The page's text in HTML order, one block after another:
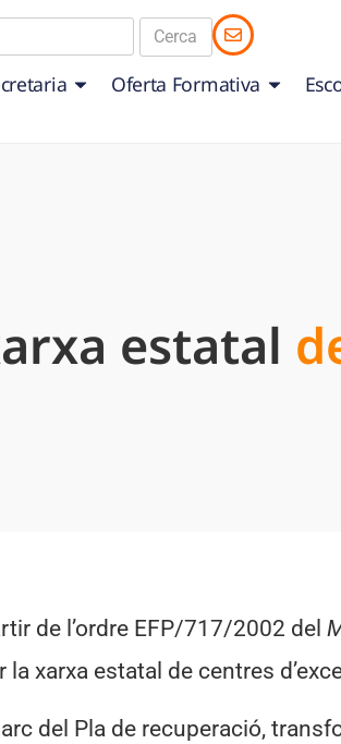
Oferta Formativa
estatal
de l’ordre EFP/717/2002 del
la xarxa estatal de centres
del Pla de recuperació,